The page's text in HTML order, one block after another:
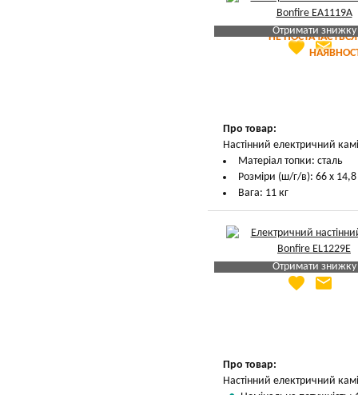
НЕ
Отримати знижку
Яка Ваша ціна?
favorite email
Про товар:
Настінний електричний
Матеріал топки: сталь
Розміри (ш/г/в): 66 х
Вага: 11 кг
Отримати знижку
Яка Ваша ціна
favorite email
Про товар:
Настінний електричний